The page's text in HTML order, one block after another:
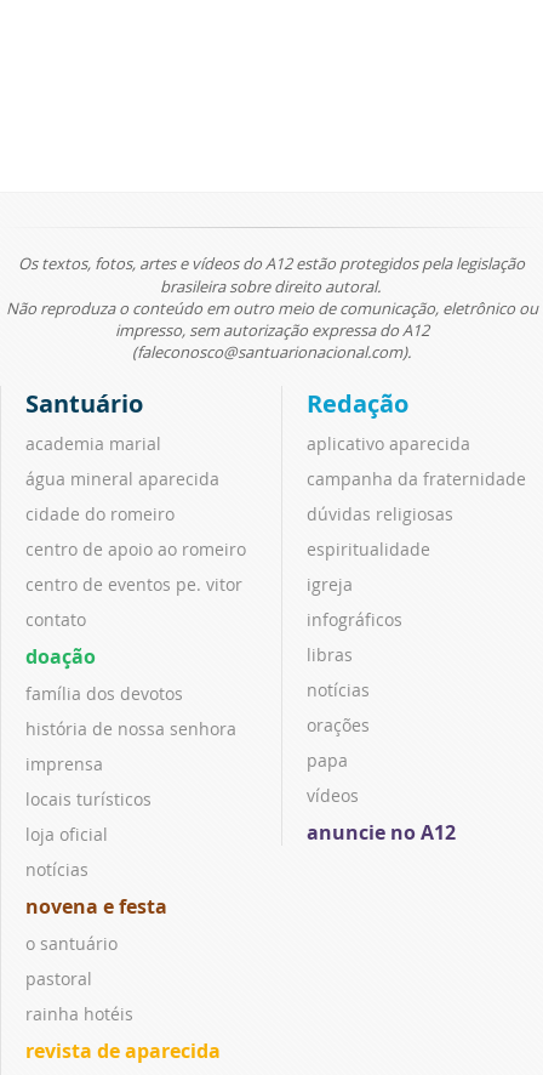
Os textos, fotos, artes e vídeos do A12 estão protegidos pela legislação
brasileira sobre direito autoral.
Não reproduza o conteúdo em outro meio de comunicação, eletrônico ou
impresso, sem autorização expressa do A12
(faleconosco@santuarionacional.com).
Santuário
academia marial
água mineral aparecida
cidade do romeiro
centro de apoio ao romeiro
centro de eventos pe. vitor
contato
doação
família dos devotos
história de nossa senhora
imprensa
locais turísticos
loja oficial
notícias
novena e festa
o santuário
pastoral
rainha hotéis
revista de aparecida
Redação
aplicativo aparecida
campanha da fraternidade
dúvidas religiosas
espiritualidade
igreja
infográficos
libras
notícias
orações
papa
vídeos
anuncie no A12